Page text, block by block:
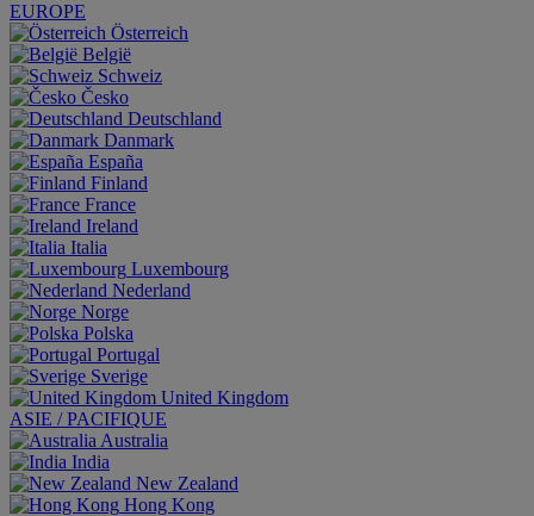
EUROPE
Österreich
België
Schweiz
Česko
Deutschland
Danmark
España
Finland
France
Ireland
Italia
Luxembourg
Nederland
Norge
Polska
Portugal
Sverige
United Kingdom
ASIE / PACIFIQUE
Australia
India
New Zealand
Hong Kong